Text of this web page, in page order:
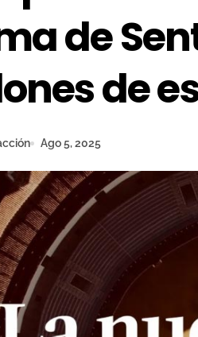
de
de
Ago 5, 2025